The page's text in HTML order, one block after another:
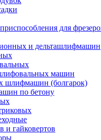
для
и дельташлифмашин
машин
шлифмашин (болгарок)
по бетону
и гайковертов